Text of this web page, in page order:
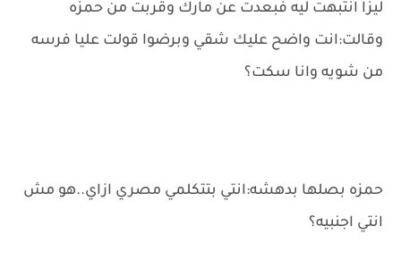
ليزا انتبهت ليه فبعدت عن مارك وقربت من حمزه
وقالت:انت واضح عليك شقي وبرضوا قولت عليا فرسه
من شويه وانا سكت؟
حمزه بصلها بدهشه:انتي بتتكلمي مصري ازاي..هو مش
انتي اجنبيه؟